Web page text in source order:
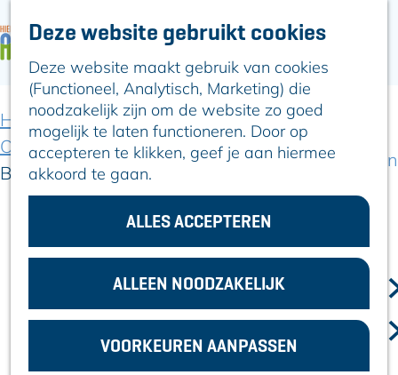
Deze website gebruikt cookies
Deze website maakt gebruik van cookies
(Functioneel, Analytisch, Marketing) die
noodzakelijk zijn om de website zo goed
mogelijk te laten functioneren. Door op
accepteren te klikken, geef je aan hiermee
akkoord te gaan.
ALLES ACCEPTEREN
ALLEEN NOODZAKELIJK
VOORKEUREN AANPASSEN
n
a
a
r
ARTIKELEN
Hier is Boskoop
Lekker Lokaal
Ontdek het
Erfgoed
Natuurlijk genieten
In en om Alphen
Kleuren van de
toren
VOOR
ONDERNEMERS
Home
Voor ondernemers
Ondernemers aan het woord
Bruisend Alle Hens
3 november 2022 | | |
ALLE HENS BRUIST WEER
als nooit te voren